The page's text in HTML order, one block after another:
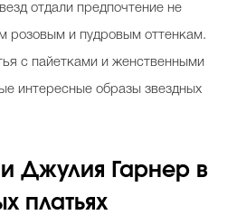
отдали предпочтение не
розовым и пудровым оттенкам.
с пайетками и женственными
интересные образы звездных
Джулия Гарнер в
платьях